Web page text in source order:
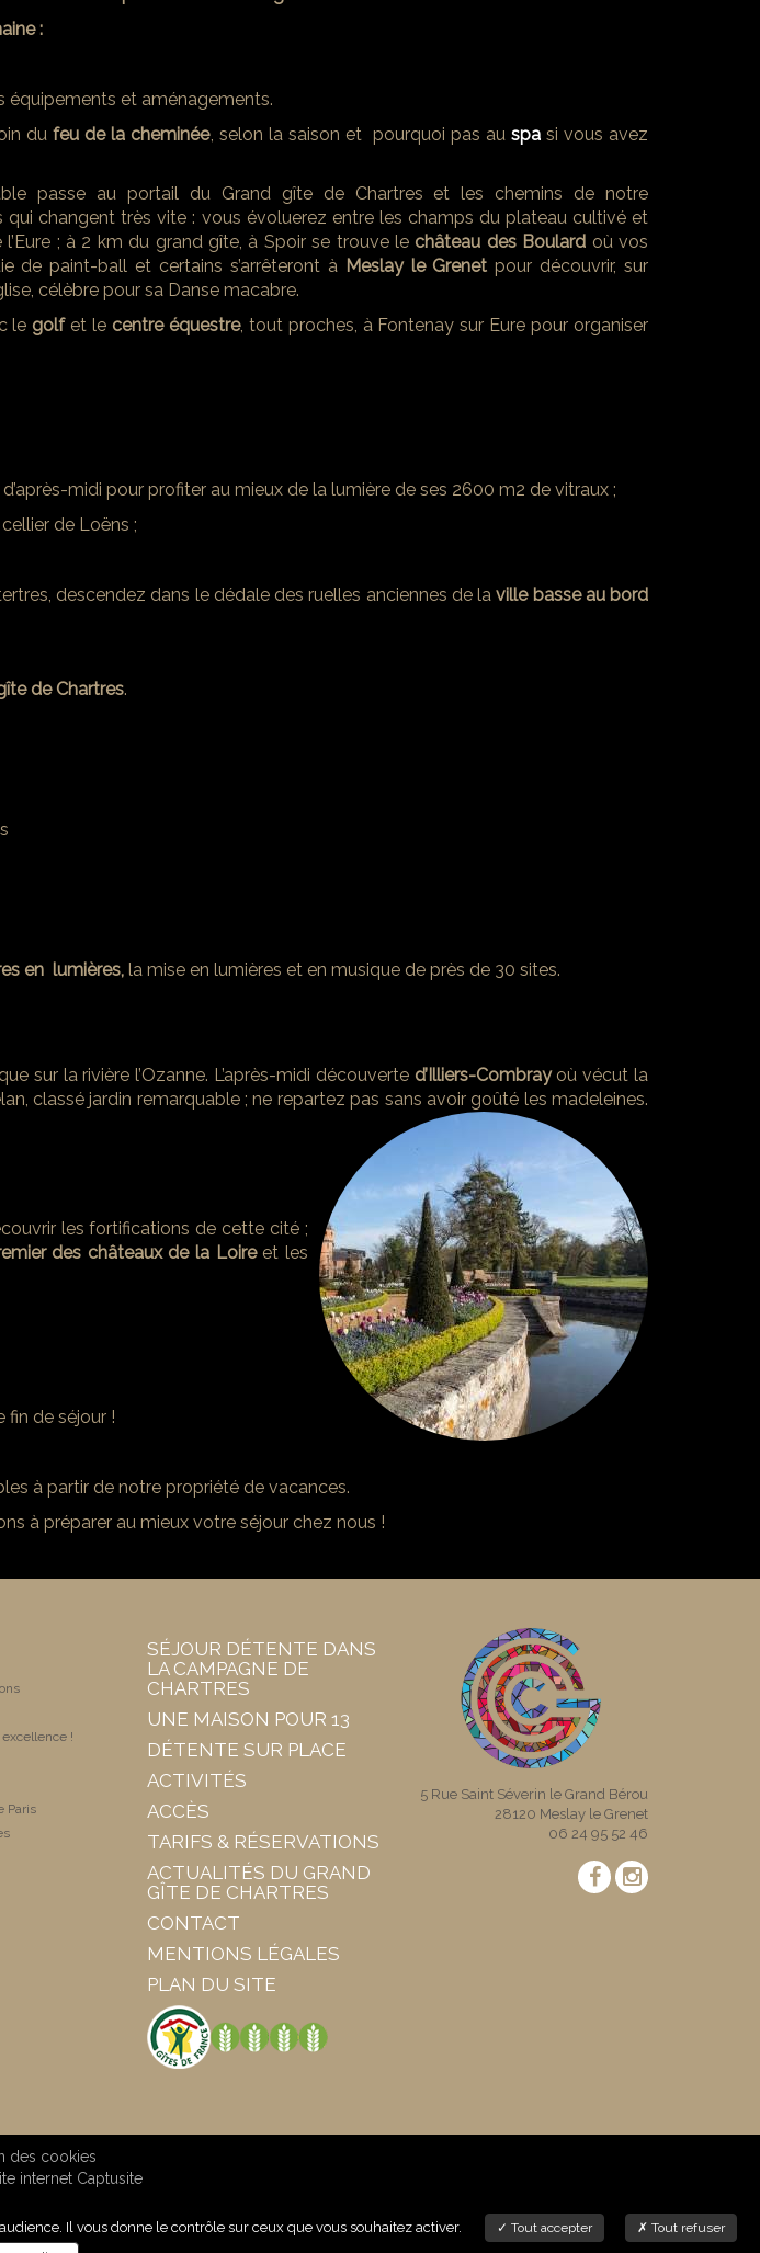
:
équipements et aménagements.
dufeu de la cheminée, selon la saison et pourquoi pas au spasi vous avez
passe au portail du Grand gîte de Chartres et les chemins de notre
qui changent très vite : vous évoluerez entre les champs du plateau cultivé et
; à 2 km du grand gîte, à Spoir se trouve le château des Boulard où vos
de paint-ball et certains s’arrêteront à Meslay le Grenet pour découvrir, sur
célèbre pour sa Danse macabre.
le golfet le centre équestre, tout proches, à Fontenay sur Eure pour organiser
midi pour profiter au mieux de la lumière de ses 2600 m2 de vitraux ;
de Loëns ;
descendez dans le dédale des ruelles anciennes de laville basse au bord
de Chartres.
en lumières, la mise en lumières et en musique de près de 30 sites.
sur la rivière l’Ozanne. L’après-midi découverte d’Illiers-Combrayoù vécut la
classé jardin remarquable ; ne repartez pas sans avoir goûté les madeleines.
les fortifications de cette cité ;
des châteaux de la Loireet les
de séjour !
à partir de notre propriété de vacances.
à préparer au mieux votre séjour chez nous !
!
Paris
SÉJOUR DÉTENTE DANS
LA CAMPAGNE DE
CHARTRES
UNE MAISON POUR 13
DÉTENTE SUR PLACE
ACTIVITÉS
ACCÈS
TARIFS & RÉSERVATIONS
ACTUALITÉS DU GRAND
GÎTE DE CHARTRES
CONTACT
MENTIONS LÉGALES
PLAN DU SITE
5 Rue Saint Séverin le Grand Bérou
28120 Meslay le Grenet
06 24 95 52 46
des cookies
internet Captusite
Il vous donne le contrôle sur ceux que vous souhaitez activer. Tout accepter
Tout refuser